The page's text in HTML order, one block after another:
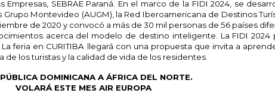
SEBRAE Paraná. En el marco de la FIDI 2024, se
Montevideo (AUGM), la Red Iberoamericana de Destinos
de 2020 y convocó a más de 30 mil personas de 56 países
acerca del modelo de destino inteligente. La FIDI
feria en CURITIBA llegará con una propuesta que invita a
los turistas y la calidad de vida de los residentes.
DOMINICANA A ÁFRICA DEL NORTE.
VOLARÁ ESTE MES AIR EUROPA